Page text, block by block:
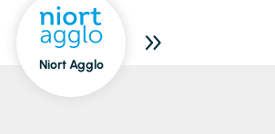
Niort Agglo